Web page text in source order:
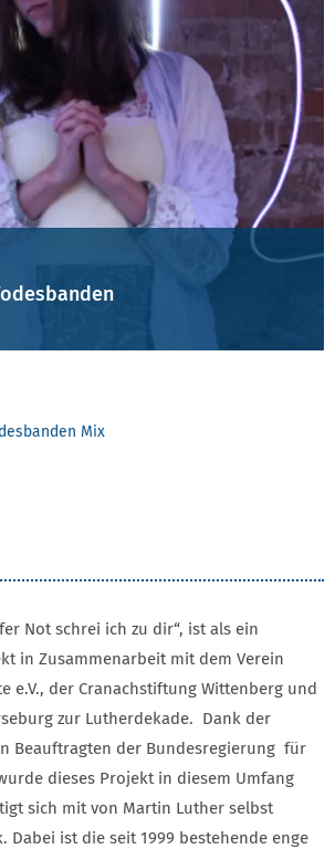
Mix
Not schrei ich zu dir“, ist als ein
in Zusammenarbeit mit dem Verein
e.V., der Cranachstiftung Wittenberg und
zur Lutherdekade. Dank der
Beauftragten der Bundesregierung für
dieses Projekt in diesem Umfang
sich mit von Martin Luther selbst
Dabei ist die seit 1999 bestehende enge